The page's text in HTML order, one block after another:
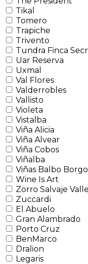
Tikal
Tomero
Trapiche
Trivento
Tundra Finca
Uar Reserva
Uxmal
Val Flores
Valderrobles
Vallisto
Violeta
Vistalba
Viña Alicia
Viña Alvear
Viña Cobos
Viñalba
Viñas Balbo
Wine Is Art
Zorro Salvaje Valle
Zuccardi
El Abuelo
Gran Alambrado
Porto Cruz
BenMarco
Dralion
Legaris